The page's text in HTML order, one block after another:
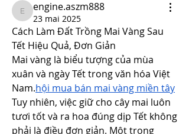
engine.aszm888
engine.aszm888
23 mai 2025
Cách Làm Đất Trồng Mai Vàng Sau
Tết Hiệu Quả, Đơn Giản
Mai vàng là biểu tượng của mùa
xuân và ngày Tết trong văn hóa Việt
Nam.hội mua bán mai vàng miền tây
Tuy nhiên, việc giữ cho cây mai luôn
tươi tốt và ra hoa đúng dịp Tết không
phải là điều đơn giản. Một trong